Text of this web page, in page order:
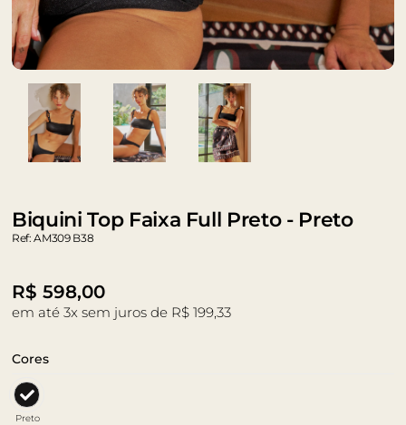
Biquini Top Faixa Full Preto - Preto
Ref: AM309 B38
R$ 598,00
em até 3x sem juros de R$ 199,33
Cores
Preto